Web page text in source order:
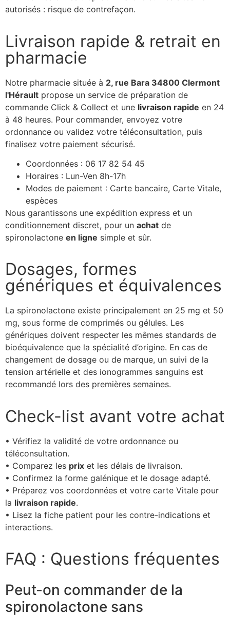
autorisés : risque de contrefaçon.
Livraison rapide & retrait en
pharmacie
Notre pharmacie située à 2, rue Bara 34800 Clermont
l'Hérault propose un service de préparation de
commande Click & Collect et une livraison rapide en 24
à 48 heures. Pour commander, envoyez votre
ordonnance ou validez votre téléconsultation, puis
finalisez votre paiement sécurisé.
Coordonnées : 06 17 82 54 45
Horaires : Lun-Ven 8h-17h
Modes de paiement : Carte bancaire, Carte Vitale,
espèces
Nous garantissons une expédition express et un
conditionnement discret, pour un achat de
spironolactone en ligne simple et sûr.
Dosages, formes
génériques et équivalences
La spironolactone existe principalement en 25 mg et 50
mg, sous forme de comprimés ou gélules. Les
génériques doivent respecter les mêmes standards de
bioéquivalence que la spécialité d’origine. En cas de
changement de dosage ou de marque, un suivi de la
tension artérielle et des ionogrammes sanguins est
recommandé lors des premières semaines.
Check-list avant votre achat
• Vérifiez la validité de votre ordonnance ou
téléconsultation.
• Comparez les prix et les délais de livraison.
• Confirmez la forme galénique et le dosage adapté.
• Préparez vos coordonnées et votre carte Vitale pour
la livraison rapide.
• Lisez la fiche patient pour les contre-indications et
interactions.
FAQ : Questions fréquentes
Peut-on commander de la
spironolactone sans